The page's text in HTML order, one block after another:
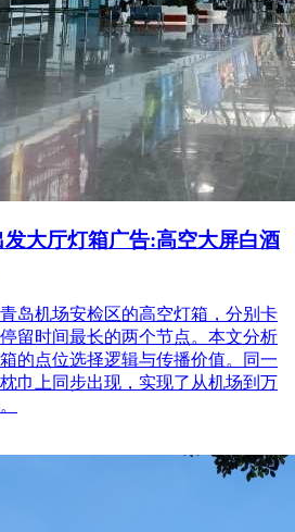
大厅灯箱广告:高空大屏白酒
岛机场安检区的高空灯箱，分别卡
留时间最长的两个节点。本文分析
的点位选择逻辑与传播价值。同一
巾上同步出现，实现了从机场到万